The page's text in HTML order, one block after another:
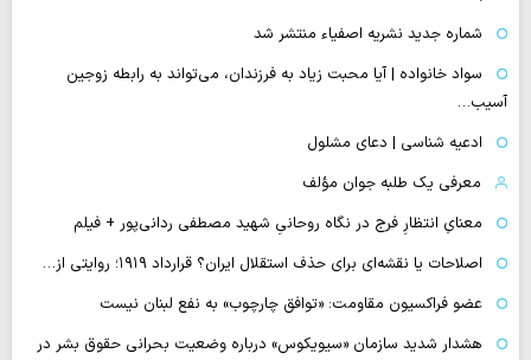
شماره جدید نشریه اصفیاء منتشر شد
سواد خانواده | آیا محبت زیاد به فرزندان، می‌تواند به رابطه زوجین
آسیب…
ادعیه شناسی | دعای مشلول
معرفی یک طلبه جوان مؤلف
معنایِ انتظارِ فرج در نگاه روحانیِ شهید مصطفی ردانی‌پور + فیلم
اصلاحات یا نقشه‌ای برای حذف استقلال ایران؟ قرارداد ۱۹۱۹؛ روایتی از…
عضو فراکسیون مقاومت: «توافق چارچوب» به نفع لبنان نیست
هشدار شدید سازمان «سیویکوس» درباره وضعیت بحرانی حقوق بشر در